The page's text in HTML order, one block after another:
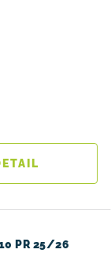
PR 25/26